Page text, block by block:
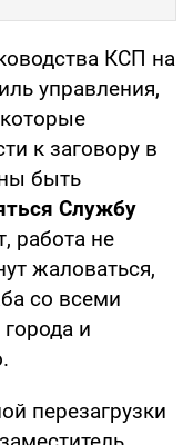
КСП на
управления,
к заговору в
быть
Службу
работа не
жаловаться,
со всеми
и
перезагрузки